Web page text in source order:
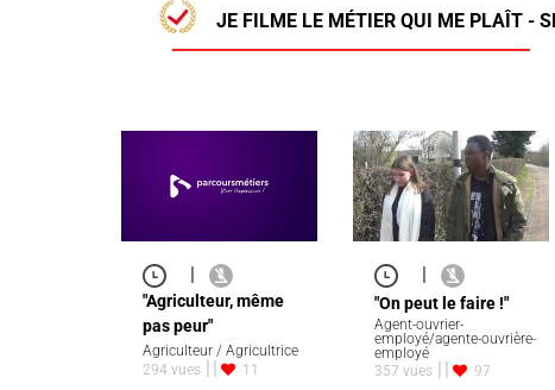
JE FILME LE MÉTIER QUI ME PLAÎT -
|
"Agriculteur, même
pas peur"
Agriculteur / Agricultrice
294 vues
11
"On peut le faire !"
Agent-ouvrier-
employé/agente-ouvrière-
employé
357 vues
97